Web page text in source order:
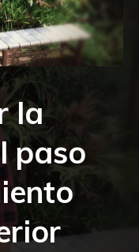
la
paso